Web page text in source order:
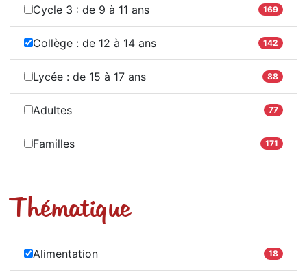
Cycle 3 : de 9 à 11 ans 169
Collège : de 12 à 14 ans 142
Lycée : de 15 à 17 ans 88
Adultes 77
Familles 171
Thématique
Alimentation 18